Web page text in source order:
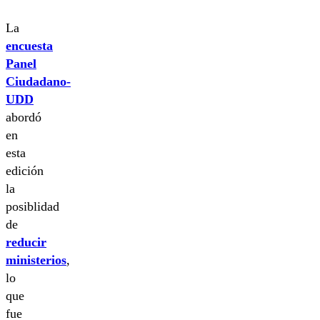
La
encuesta
Panel
Ciudadano-
UDD
abordó
en
esta
edición
la
posiblidad
de
reducir
ministerios,
lo
que
fue